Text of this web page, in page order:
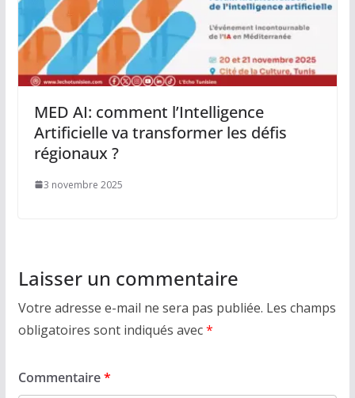
MED AI: comment l’Intelligence
Artificielle va transformer les défis
régionaux ?
3 novembre 2025
Laisser un commentaire
Votre adresse e-mail ne sera pas publiée. Les champs
obligatoires sont indiqués avec*
Commentaire*